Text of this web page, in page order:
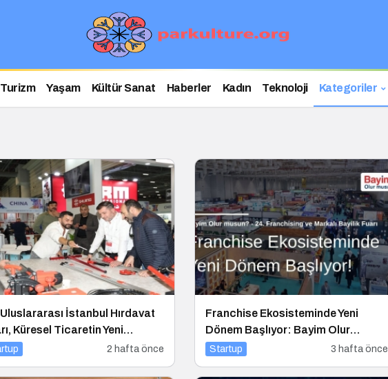
Turizm Yaşam Kültür Sanat Haberler Kadın Teknoloji Kategoriler
İstanbul Hırdavat
Küresel Ticaretin Yeni
Olmaya Hazırlanıyor2 hafta önce
Franchise Ekosisteminde Yeni
Dönem Başlıyor: Bayim Olur
Musun? Fuarı 2026 İçin Geri Sayım!
Startup 3 hafta önce